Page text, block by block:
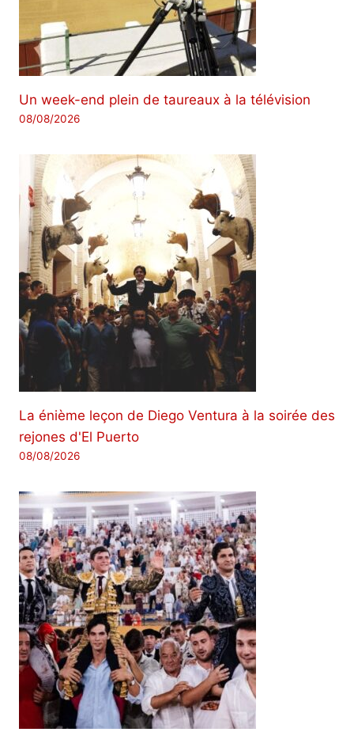
Un week-end plein de taureaux à la télévision
08/08/2026
La énième leçon de Diego Ventura à la soirée des
rejones d'El Puerto
08/08/2026